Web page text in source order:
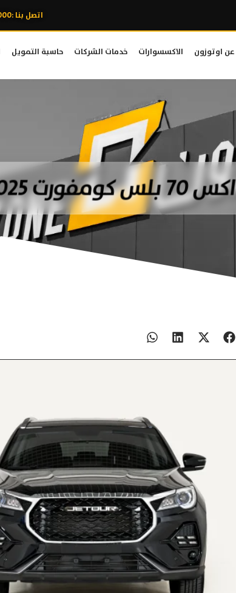
اتصل بنا :8007606000
عن اوتوزون الاكسسوارات خدمات الشركات حاسبة التمويل
2025